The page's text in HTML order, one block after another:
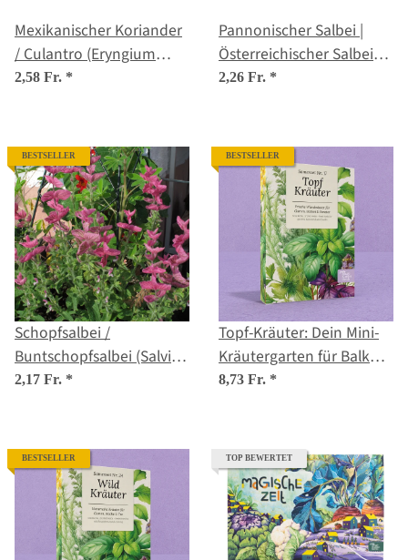
Mexikanischer Koriander
/ Culantro (Eryngium
foetidum) Samen
2,58 Fr. *
Pannonischer Salbei |
Österreichischer Salbei
(Salvia austriaca) Samen
2,26 Fr. *
BESTSELLER
Schopfsalbei /
Buntschopfsalbei (Salvia
viridis) Samen
2,17 Fr. *
BESTSELLER
Topf-Kräuter: Dein Mini-
Kräutergarten für Balkon
& Küche – Samenset Nr.
8,73 Fr. *
BESTSELLER TOP BEWERTET